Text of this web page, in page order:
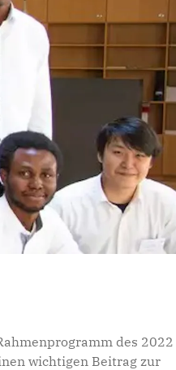
des
wichtigen Beitrag zur